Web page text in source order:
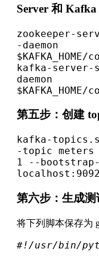
Server 和 Kafka
zookeeper-
-daemon
kafka-
daemon
第五步：创建
kafka-
-topic
1 --
localhost:9092
第六步：生成测
将下列脚本保存为
#!/usr/bin/